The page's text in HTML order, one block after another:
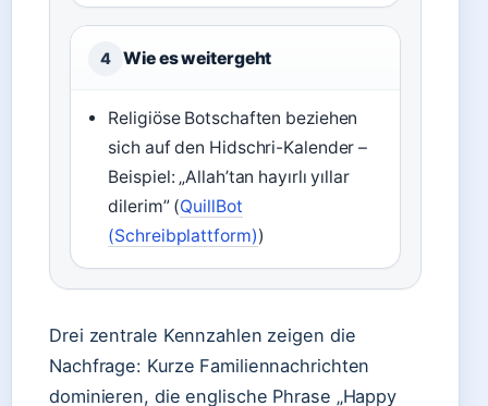
4 Wie es weitergeht
Religiöse Botschaften beziehen
sich auf den Hidschri-Kalender –
Beispiel: „Allah’tan hayırlı yıllar
dilerim” (QuillBot
(Schreibplattform))
Drei zentrale Kennzahlen zeigen die
Nachfrage: Kurze Familiennachrichten
dominieren, die englische Phrase „Happy